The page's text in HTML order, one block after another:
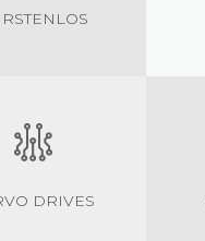
DRIVES